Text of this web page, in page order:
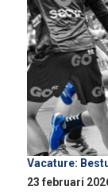
Vacature:
23 februari